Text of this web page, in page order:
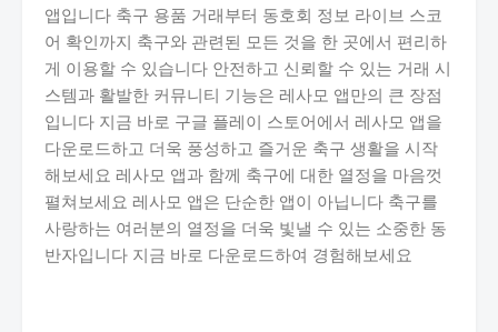
앱입니다 축구 용품 거래부터 동호회 정보 라이브 스코
어 확인까지 축구와 관련된 모든 것을 한 곳에서 편리하
게 이용할 수 있습니다 안전하고 신뢰할 수 있는 거래 시
스템과 활발한 커뮤니티 기능은 레사모 앱만의 큰 장점
입니다 지금 바로 구글 플레이 스토어에서 레사모 앱을
다운로드하고 더욱 풍성하고 즐거운 축구 생활을 시작
해보세요 레사모 앱과 함께 축구에 대한 열정을 마음껏
펼쳐보세요 레사모 앱은 단순한 앱이 아닙니다 축구를
사랑하는 여러분의 열정을 더욱 빛낼 수 있는 소중한 동
반자입니다 지금 바로 다운로드하여 경험해보세요